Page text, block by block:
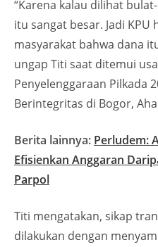
“Karena kalau dilihat
itu sangat besar. Jadi KPU
masyarakat bahwa dana
ungap Titi saat ditemui
Penyelenggaraan Pilkada
Berintegritas di Bogor,
Berita lainnya: Perludem:
Efisienkan Anggaran
Parpol
Titi mengatakan, sikap
dilakukan dengan